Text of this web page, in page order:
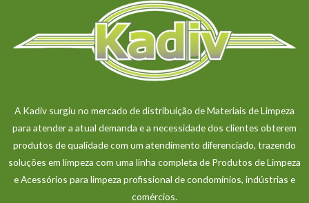
A Kadiv surgiu no mercado de distribuição de Materiais de Limpeza
para atender a atual demanda e a necessidade dos clientes obterem
produtos de qualidade com um atendimento diferenciado, trazendo
soluções em limpeza com uma linha completa de Produtos de Limpeza
e Acessórios para limpeza profissional de condomínios, indústrias e
comércios.